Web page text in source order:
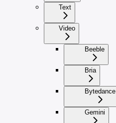
Text
Video
Beeble
Bria
Bytedance
Gemini